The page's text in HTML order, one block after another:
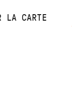
LA CARTE